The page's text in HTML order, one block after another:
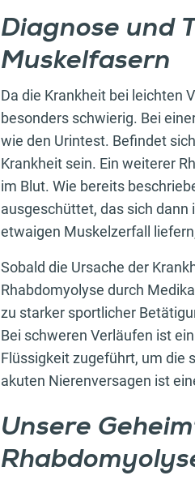
Diagnose und
Muskelfasern
Da die Krankheit bei leichten
besonders schwierig. Bei
wie den Urintest. Befindet
Krankheit sein. Ein weiterer
im Blut. Wie bereits
ausgeschüttet, das sich dann
etwaigen Muskelzerfall
Sobald die Ursache der
Rhabdomyolyse durch
zu starker sportlicher
Bei schweren Verläufen ist
Flüssigkeit zugeführt, um die
akuten Nierenversagen ist
Unsere